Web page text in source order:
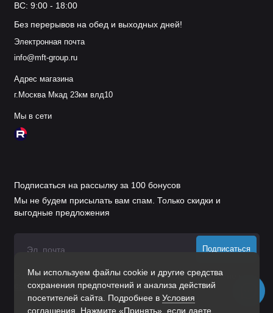
Мы используем файлы cookie и другие средства
сохранения предпочтений и анализа действий
посетителей сайта. Подробнее в Условия
соглашения . Нажмите «Принять», если даете
ВС: 9:00 - 18:00
Без перерывов на обед и выходных дней!
Электронная почта
info@mft-group.ru
Адрес магазина
г.Москва Мкад 23км влд10
Мы в сети
Подписаться на рассылку за 100 бонусов
Мы не будем присылать вам спам. Только скидки и
выгодные предложения
Подписаться
Нажимая на кнопку «Подписаться», Вы даетесогласие на
обработку персональных данных.